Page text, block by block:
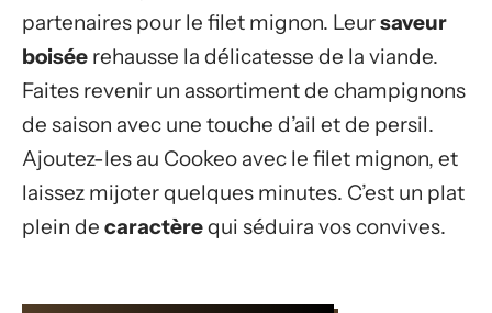
partenaires pour le filet mignon. Leursaveur
boisée rehausse la délicatesse de la viande.
Faites revenir un assortiment de champignons
de saison avec une touche d’ail et de persil.
Ajoutez-les au Cookeo avec le filet mignon, et
laissez mijoter quelques minutes. C’est un plat
plein de caractèrequi séduira vos convives.